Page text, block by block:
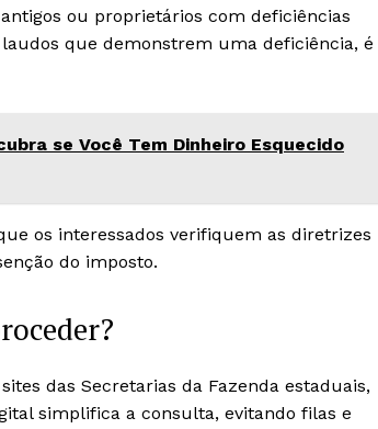
ou proprietários com deficiências
que demonstrem uma deficiência, é
se Você Tem Dinheiro Esquecido
os interessados verifiquem as diretrizes
do imposto.
das Secretarias da Fazenda estaduais,
simplifica a consulta, evitando filas e